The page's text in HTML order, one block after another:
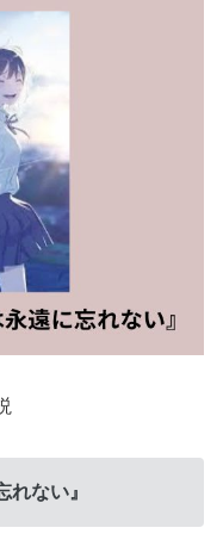
れない』